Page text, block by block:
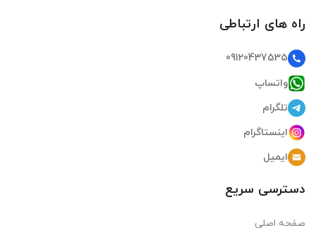
راه های ارتباطی
09120437535
واتساپ
تلگرام
اینستاگرام
ایمیل
دسترسی سریع
صفحه اصلی